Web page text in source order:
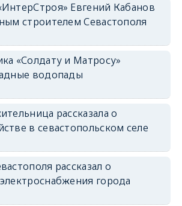
Евгений Кабанов
строителем Севастополя
«Солдату и Матросу»
водопады
рассказала о
в севастопольском селе
рассказал о
города